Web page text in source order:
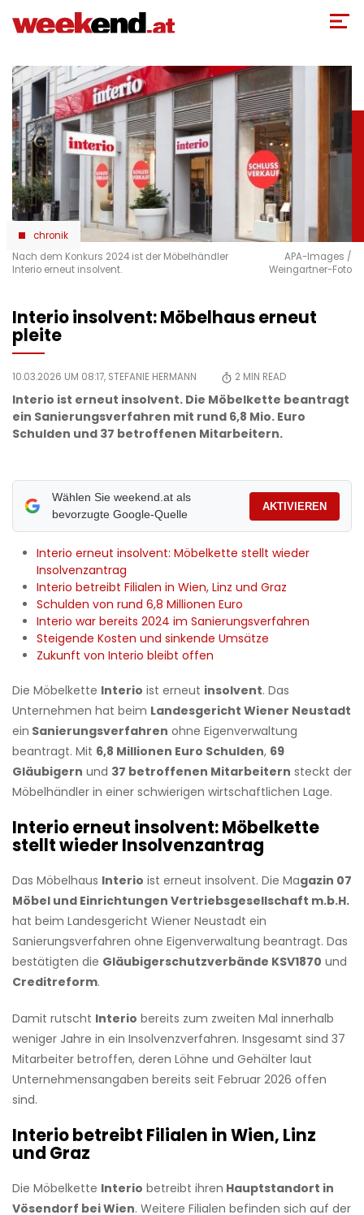
zum
chronik
Nach dem Konkurs 2024 ist der Möbelhändler
Interio erneut insolvent.
APA-Images /
Weingartner-Foto
Interio insolvent: Möbelhaus erneut
pleite
10.03.2026 UM 08:17, STEFANIE HERMANN 2 MIN READ
Interio ist erneut insolvent. Die Möbelkette beantragt
ein Sanierungsverfahren mit rund 6,8 Mio. Euro
Schulden und 37 betroffenen Mitarbeitern.
Wählen Sie weekend.at als
bevorzugte Google-Quelle
AKTIVIEREN
Interio erneut insolvent: Möbelkette stellt wieder
Insolvenzantrag
Interio betreibt Filialen in Wien, Linz und Graz
Schulden von rund 6,8 Millionen Euro
Interio war bereits 2024 im Sanierungsverfahren
Steigende Kosten und sinkende Umsätze
Zukunft von Interio bleibt offen
Die Möbelkette Interio ist erneut insolvent. Das
Unternehmen hat beim Landesgericht Wiener Neustadt
ein Sanierungsverfahren ohne Eigenverwaltung
beantragt. Mit 6,8 Millionen Euro Schulden, 69
Gläubigern und 37 betroffenen Mitarbeitern steckt der
Möbelhändler in einer schwierigen wirtschaftlichen Lage.
Interio erneut insolvent: Möbelkette
stellt wieder Insolvenzantrag
Das Möbelhaus Interio ist erneut insolvent. Die Magazin 07
Möbel und Einrichtungen Vertriebsgesellschaft m.b.H.
hat beim Landesgericht Wiener Neustadt ein
Sanierungsverfahren ohne Eigenverwaltung beantragt. Das
bestätigten die Gläubigerschutzverbände KSV1870 und
Creditreform.
Damit rutscht Interio bereits zum zweiten Mal innerhalb
weniger Jahre in ein Insolvenzverfahren. Insgesamt sind 37
Mitarbeiter betroffen, deren Löhne und Gehälter laut
Unternehmensangaben bereits seit Februar 2026 offen
sind.
Interio betreibt Filialen in Wien, Linz
und Graz
Die Möbelkette Interio betreibt ihren Hauptstandort in
Vösendorf bei Wien. Weitere Filialen befinden sich auf der